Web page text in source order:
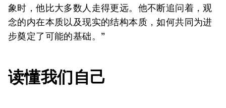
象时，他比大多数人走得更远。他不断追问着，观
念的内在本质以及现实的结构本质，如何共同为进
步奠定了可能的基础。”
读懂我们自己